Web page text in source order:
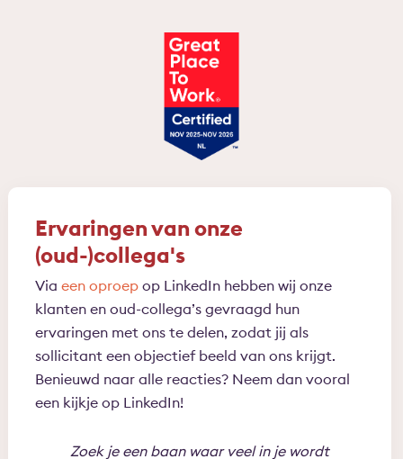
Ervaringen van onze
(oud-)collega's
Via een oproepop LinkedIn hebben wij onze
klanten en oud-collega’s gevraagd hun
ervaringen met ons te delen, zodat jij als
sollicitant een objectief beeld van ons krijgt.
Benieuwd naar alle reacties? Neem dan vooral
een kijkje op LinkedIn!
Zoek je een baan waar veel in je wordt